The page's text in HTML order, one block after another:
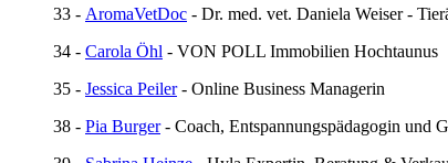
33 - AromaVetDoc - Dr. med. vet. Daniela Weiser -
34 - Carola Öhl - VON POLL Immobilien Hochtaunus
35 - Jessica Peiler- Online Business Managerin
38 - Pia Burger- Coach, Entspannungspädagogin und